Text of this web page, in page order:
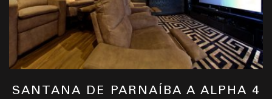
SANTANA DE PARNAÍBA A ALPHA 4